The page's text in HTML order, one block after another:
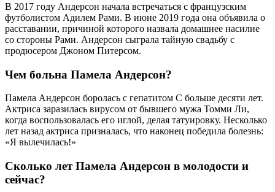
В 2017 году Андерсон начала встречаться с французским
футболистом Адилем Рами. В июне 2019 года она объявила о
расставании, причиной которого назвала домашнее насилие
со стороны Рами. Андерсон сыграла тайную свадьбу с
продюсером Джоном Питерсом.
Чем больна Памела Андерсон?
Памела Андерсон боролась с гепатитом C больше десяти лет.
Актриса заразилась вирусом от бывшего мужа Томми Ли,
когда воспользовалась его иглой, делая татуировку. Несколько
лет назад актриса призналась, что наконец победила болезнь:
«Я вылечилась!»
Сколько лет Памела Андерсон в молодости и
сейчас?